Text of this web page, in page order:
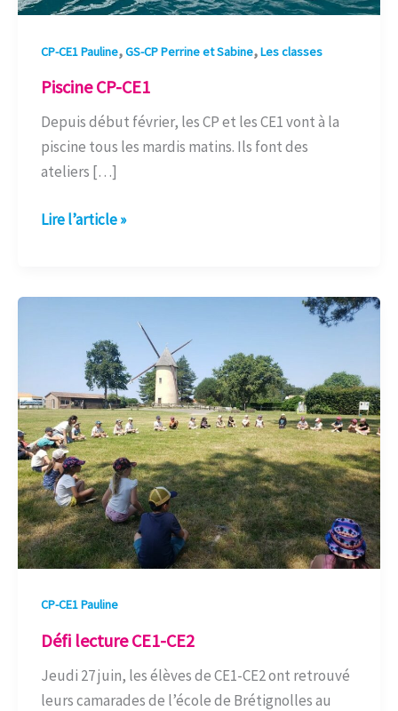
CP-CE1 Pauline,GS-CP Perrine et Sabine,Les classes
Piscine CP-CE1
Depuis début février, les CP et les CE1 vont à la
piscine tous les mardis matins. Ils font des
ateliers […]
Lire l’article »
CP-CE1 Pauline
Défi lecture CE1-CE2
Jeudi 27 juin, les élèves de CE1-CE2 ont retrouvé
leurs camarades de l’école de Brétignolles au